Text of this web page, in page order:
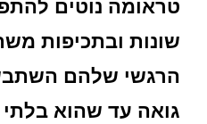
טראומה נוטים
שונות ובתכיפות
הרגשי שלהם
גואה עד שהוא